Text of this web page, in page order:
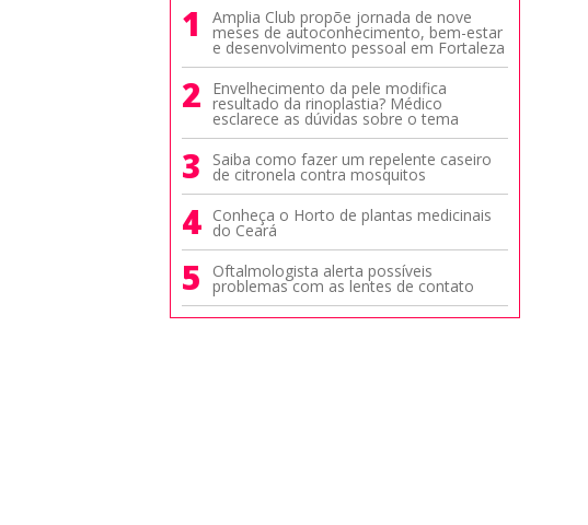
1 Amplia Club propõe jornada de nove
meses de autoconhecimento, bem-estar
e desenvolvimento pessoal em Fortaleza
2 Envelhecimento da pele modifica
resultado da rinoplastia? Médico
esclarece as dúvidas sobre o tema
3 Saiba como fazer um repelente caseiro
de citronela contra mosquitos
4 Conheça o Horto de plantas medicinais
do Ceará
5 Oftalmologista alerta possíveis
problemas com as lentes de contato